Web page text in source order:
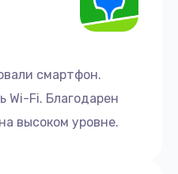
смартфон.
Wi-Fi. Благодарен
высоком уровне.